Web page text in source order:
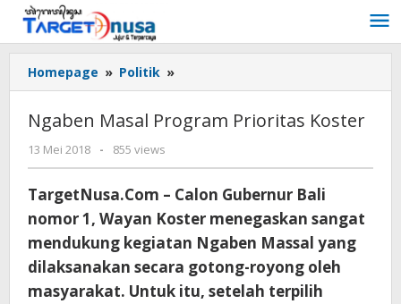
Lewati
konten
Homepage » Politik »
Masal
Prioritas
Ngaben Masal Program Prioritas Koster
13 Mei 2018
oleh
targetnusa
- 855 views
TargetNusa.Com – Calon Gubernur Bali
nomor 1, Wayan Koster menegaskan sangat
mendukung kegiatan Ngaben Massal yang
dilaksanakan secara gotong-royong oleh
masyarakat. Untuk itu, setelah terpilih